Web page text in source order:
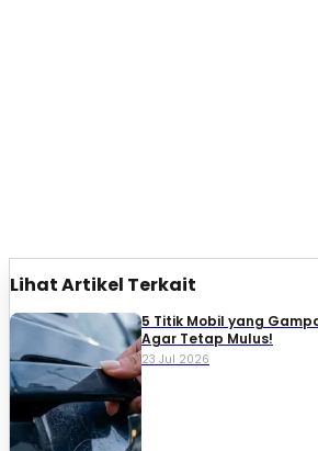
Lihat Artikel Terkait
5 Titik Mobil yang
Agar Tetap Mulus!
23 Jul 2026